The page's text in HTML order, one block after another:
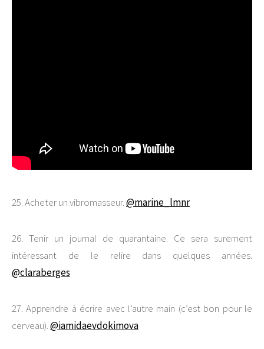
25. Acheter un vibromasseur.@marine_lmnr
26. Tenir un journal de quarantaine. Ce sera surement
intéressant de le relire dans quelques années.
@claraberges
27. Apprendre à écrire avec l’autre main (c’est bon pour le
cerveau).@iamidaevdokimova